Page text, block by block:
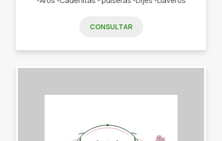
CONSULTAR